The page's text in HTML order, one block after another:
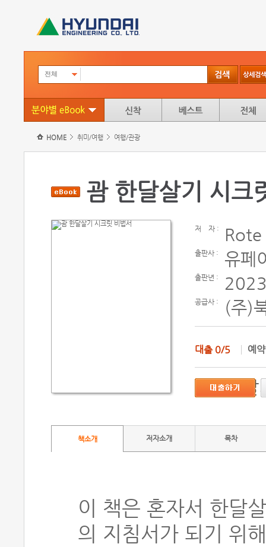
전체
HOME 취미/여행 여행/관광
괌 한달살기 시크
저 자 : Rote
출판사 : 유페
출판년 :
공급사 : (주)
대출 0/5 예
지원단말
책소개 저자소개 목차
이 책은 혼자서 한달
의 지침서가 되기 위